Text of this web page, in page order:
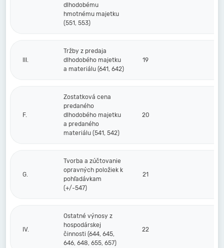
dlhodobému
hmotnému majetku
(551, 553)
III.
Tržby z predaja
dlhodobého majetku
a materiálu (641, 642)
19
F.
Zostatková cena
predaného
dlhodobého majetku
a predaného
materiálu (541, 542)
20
G.
Tvorba a zúčtovanie
opravných položiek k
pohľadávkam
(+/-547)
21
IV.
Ostatné výnosy z
hospodárskej
činnosti (644, 645,
646, 648, 655, 657)
22